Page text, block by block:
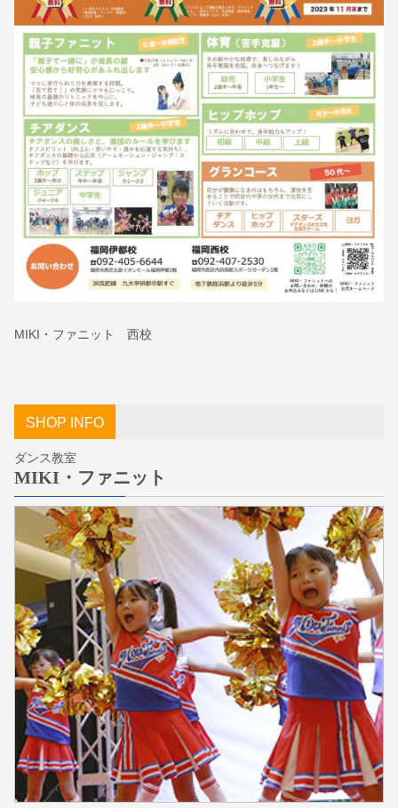
MIKI・ファニット 西校
SHOP INFO
ダンス教室
MIKI・ファニット